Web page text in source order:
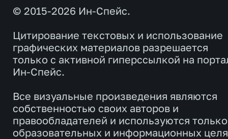
© 2015-2026 Ин-Спейс.
Цитирование текстовых и использование
графических материалов разрешается
только с активной гиперссылкой на
Ин-Спейс.
Все визуальные произведения являются
собственностью своих авторов и
правообладателей и используются
образовательных и информационных